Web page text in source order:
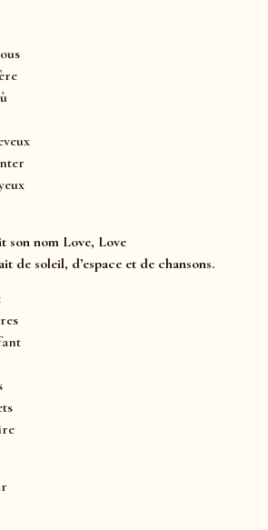
son nom Love, Love
de soleil, d’espace et de chansons.